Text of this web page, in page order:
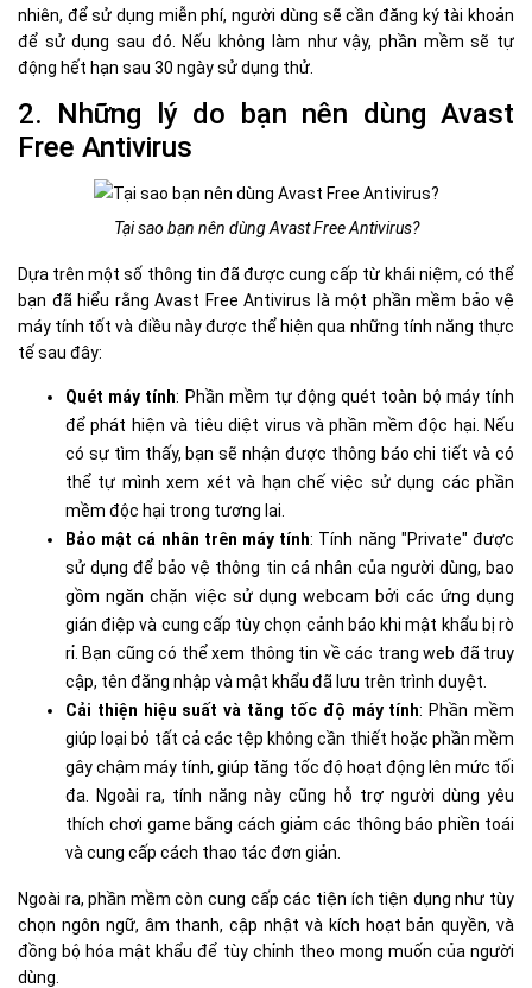
nhiên, để sử dụng miễn phí, người dùng sẽ cần đăng ký tài khoản
để sử dụng sau đó. Nếu không làm như vậy, phần mềm sẽ tự
động hết hạn sau 30 ngày sử dụng thử.
2. Những lý do bạn nên dùng Avast
Free Antivirus
Tại sao bạn nên dùng Avast Free Antivirus?
Dựa trên một số thông tin đã được cung cấp từ khái niệm, có thể
bạn đã hiểu rằng Avast Free Antivirus là một phần mềm bảo vệ
máy tính tốt và điều này được thể hiện qua những tính năng thực
tế sau đây:
Quét máy tính: Phần mềm tự động quét toàn bộ máy tính
để phát hiện và tiêu diệt virus và phần mềm độc hại. Nếu
có sự tìm thấy, bạn sẽ nhận được thông báo chi tiết và có
thể tự mình xem xét và hạn chế việc sử dụng các phần
mềm độc hại trong tương lai.
Bảo mật cá nhân trên máy tính: Tính năng "Private" được
sử dụng để bảo vệ thông tin cá nhân của người dùng, bao
gồm ngăn chặn việc sử dụng webcam bởi các ứng dụng
gián điệp và cung cấp tùy chọn cảnh báo khi mật khẩu bị rò
rỉ. Bạn cũng có thể xem thông tin về các trang web đã truy
cập, tên đăng nhập và mật khẩu đã lưu trên trình duyệt.
Cải thiện hiệu suất và tăng tốc độ máy tính: Phần mềm
giúp loại bỏ tất cả các tệp không cần thiết hoặc phần mềm
gây chậm máy tính, giúp tăng tốc độ hoạt động lên mức tối
đa. Ngoài ra, tính năng này cũng hỗ trợ người dùng yêu
thích chơi game bằng cách giảm các thông báo phiền toái
và cung cấp cách thao tác đơn giản.
Ngoài ra, phần mềm còn cung cấp các tiện ích tiện dụng như tùy
chọn ngôn ngữ, âm thanh, cập nhật và kích hoạt bản quyền, và
đồng bộ hóa mật khẩu để tùy chỉnh theo mong muốn của người
dùng.